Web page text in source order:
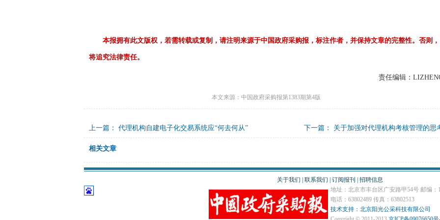
本报拥有此文版权，若需转载或复制，请注明来源于中国政府采购报，标注作者，并保持文章的完整性。否则，
将追究法律责任。
责任编辑：
本文来源：中国政府采购报第1383期第4版
下一篇： 关于加强对代理机构考核管理的思
上一篇： 代理机构自建电子化交易系统应“何去何从”
相关文章
关于我们 联系我们 订阅报刊
招聘信息
地址：北京市丰台区广安路甲54号 邮编：
电话：63802489 传真：63802513
技术支持：北京阳光公采科技有限公司